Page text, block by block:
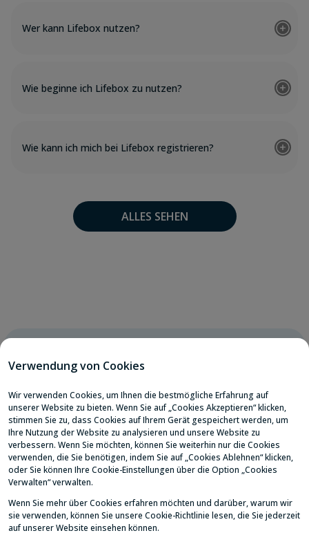
Wer kann Lifebox nutzen?
Wie beginne ich Lifebox zu nutzen?
Wie kann ich mich bei Lifebox registrieren?
ALLES SEHEN
Cookie-Verwaltung
Cookie-Richtlinie
Dienste der Informationsgesellschaft
Kontakt
@2021 Lifecell Dijital Servisler ve Çözümler A.Ş.
v1.7.1